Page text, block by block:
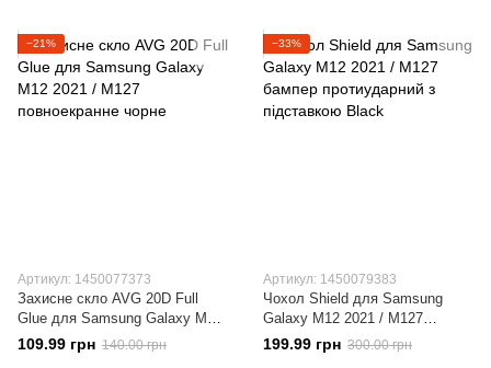
−21%
Артикул: 1450077373
Захисне скло AVG 20D Full
Glue для Samsung Galaxy M12
2021 / M127 повноекранне
109.99 грн 140.00 грн
−33%
Артикул: 1450079383
Чохол Shield для Samsung
Galaxy M12 2021 / M127
бампер протиударний з
підставкою Black
199.99 грн 300.00 грн